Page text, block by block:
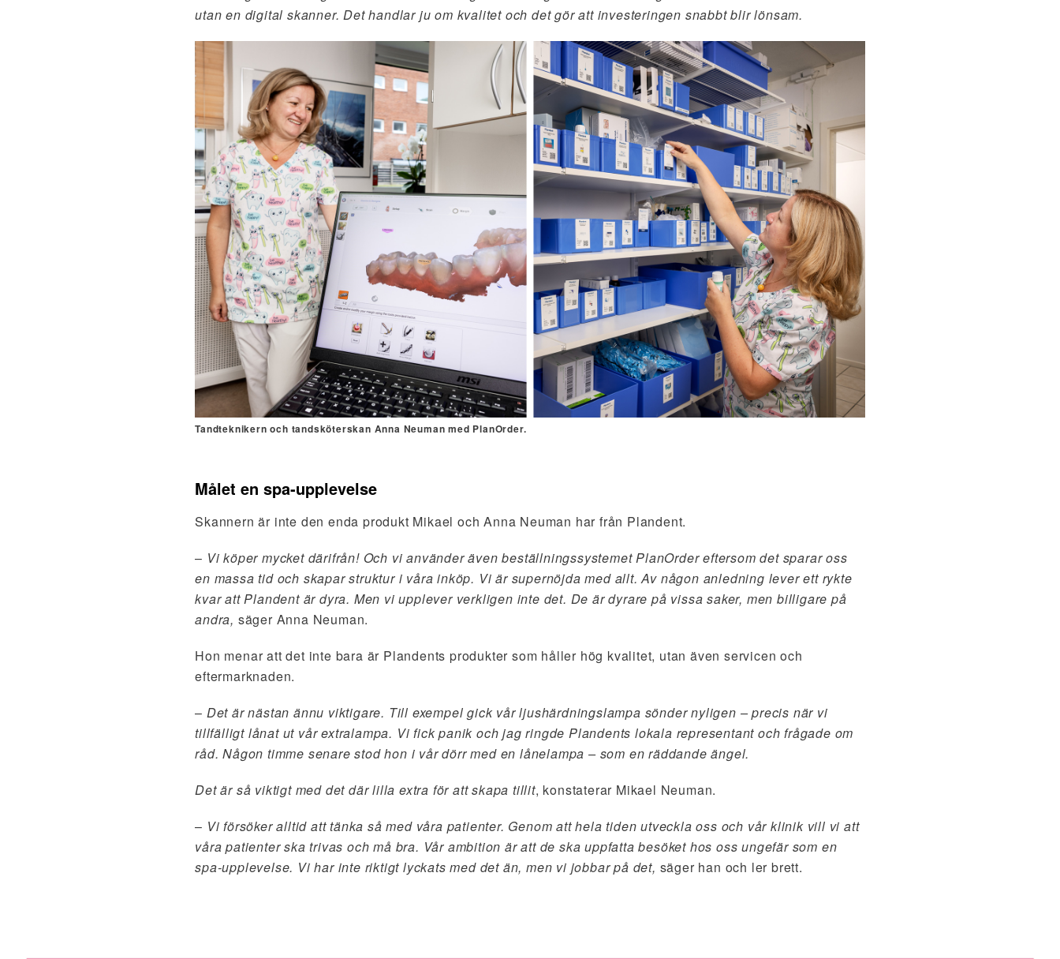
utan en digital skanner. Det handlar ju om kvalitet och det gör att investeringen snabbt blir lönsam.
Tandteknikern och tandsköterskan Anna Neuman med PlanOrder.
Målet en spa-upplevelse
Skannern är inte den enda produkt Mikael och Anna Neuman har från Plandent.
– Vi köper mycket därifrån! Och vi använder även beställningssystemet PlanOrder eftersom det sparar oss
en massa tid och skapar struktur i våra inköp. Vi är supernöjda med allt. Av någon anledning lever ett rykte
kvar att Plandent är dyra. Men vi upplever verkligen inte det. De är dyrare på vissa saker, men billigare på
andra, säger Anna Neuman.
Hon menar att det inte bara är Plandents produkter som håller hög kvalitet, utan även servicen och
eftermarknaden.
– Det är nästan ännu viktigare. Till exempel gick vår ljushärdningslampa sönder nyligen – precis när vi
tillfälligt lånat ut vår extralampa. Vi fick panik och jag ringde Plandents lokala representant och frågade om
råd. Någon timme senare stod hon i vår dörr med en lånelampa – som en räddande ängel.
Det är så viktigt med det där lilla extra för att skapa tillit, konstaterar Mikael Neuman.
– Vi försöker alltid att tänka så med våra patienter. Genom att hela tiden utveckla oss och vår klinik vill vi att
våra patienter ska trivas och må bra. Vår ambition är att de ska uppfatta besöket hos oss ungefär som en
spa-upplevelse. Vi har inte riktigt lyckats med det än, men vi jobbar på det, säger han och ler brett.